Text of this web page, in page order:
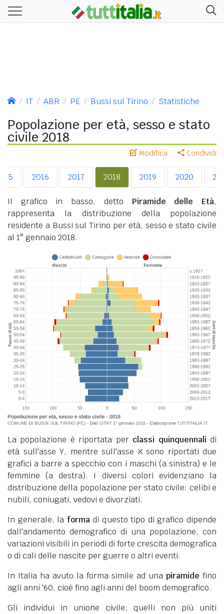
IT ABR PE Bussi sul Tirino Statistiche
Popolazione per età, sesso e stato
civile 2018
Modifica Condividi
2016 2017 2018 2019 2020
Il grafico in basso, detto Piramide delle Età,
rappresenta la distribuzione della popolazione
residente a Bussi sul Tirino per età, sesso e stato civile
al 1° gennaio 2018.
La popolazione è riportata per classi quinquennali di
età sull'asse Y, mentre sull'asse X sono riportati due
grafici a barre a specchio con i maschi (a sinistra) e le
femmine (a destra). I diversi colori evidenziano la
distribuzione della popolazione per stato civile: celibi e
nubili, coniugati, vedovi e divorziati.
In generale, la formadi questo tipo di grafico dipende
dall'andamento demografico di una popolazione, con
variazioni visibili in periodi di forte crescita demografica
o di cali delle nascite per guerre o altri eventi.
In Italia ha avuto la forma simile ad una piramide fino
agli anni '60, cioè fino agli anni del boom demografico.
Gli individui in unione civile, quelli non più uniti